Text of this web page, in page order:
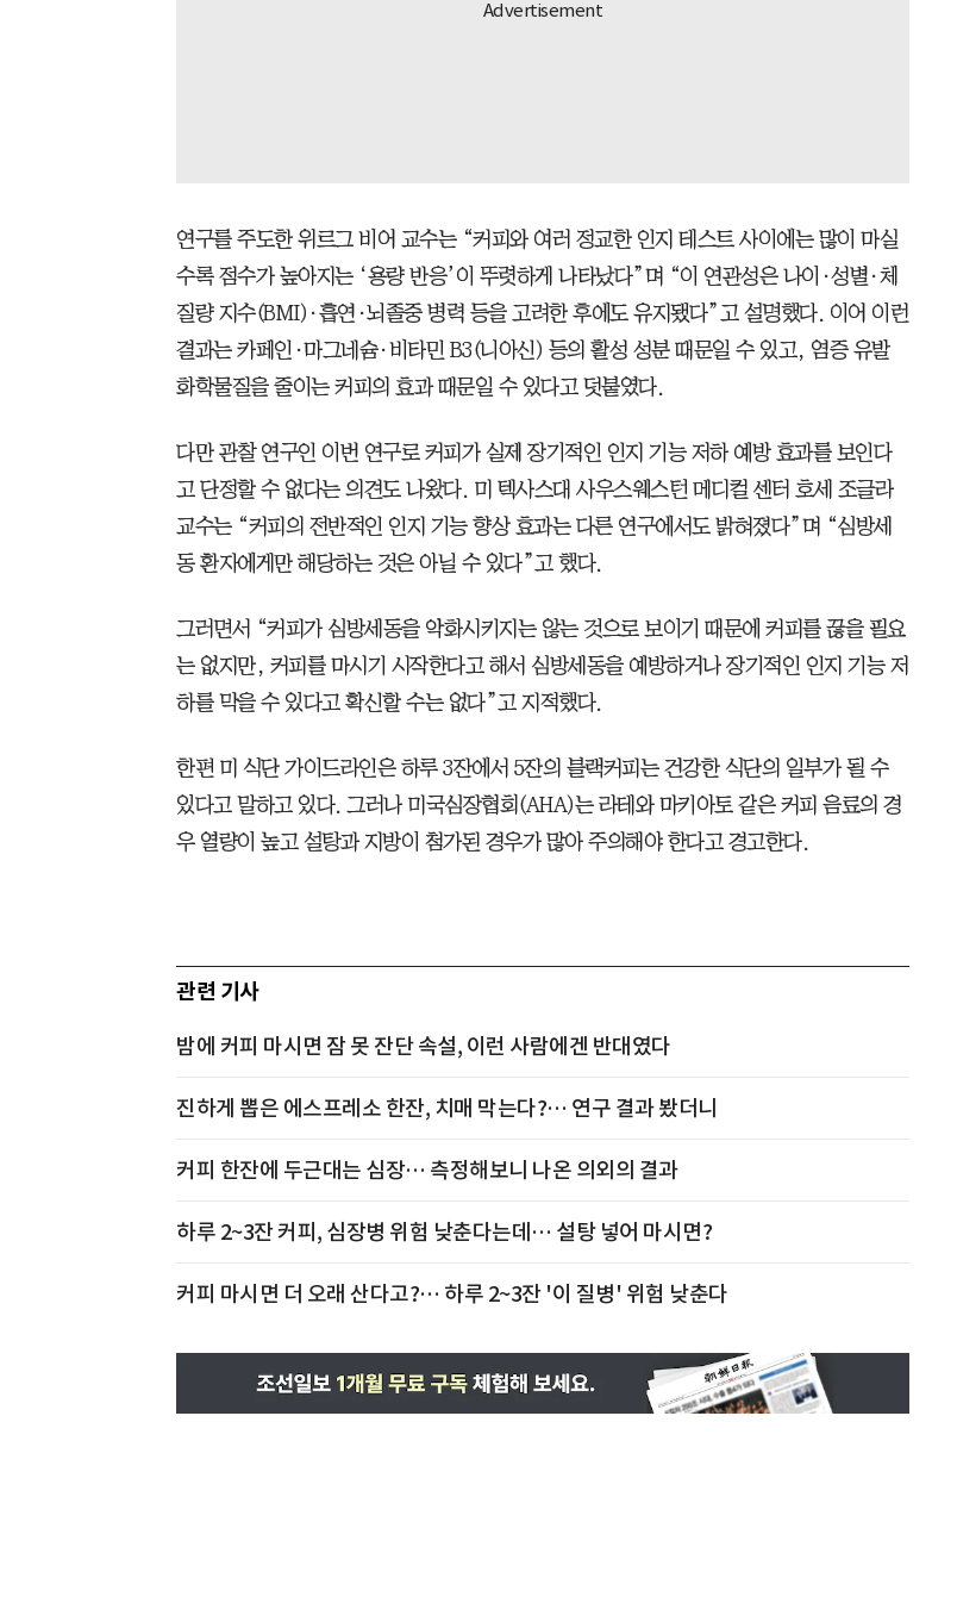
연구를 주도한 위르그 비어 교수는 “커피와 여러 정교한 인지 테스트 사이에는 많이 마실
수록 점수가 높아지는 ‘용량 반응’이 뚜렷하게 나타났다”며 “이 연관성은 나이·성별·체
질량 지수(BMI)·흡연·뇌졸중 병력 등을 고려한 후에도 유지됐다”고 설명했다. 이어 이런
결과는 카페인·마그네슘·비타민 B3(니아신) 등의 활성 성분 때문일 수 있고, 염증 유발
화학물질을 줄이는 커피의 효과 때문일 수 있다고 덧붙였다.
다만 관찰 연구인 이번 연구로 커피가 실제 장기적인 인지 기능 저하 예방 효과를 보인다
고 단정할 수 없다는 의견도 나왔다. 미 텍사스대 사우스웨스턴 메디컬 센터 호세 조글라
교수는 “커피의 전반적인 인지 기능 향상 효과는 다른 연구에서도 밝혀졌다”며 “심방세
동 환자에게만 해당하는 것은 아닐 수 있다”고 했다.
그러면서 “커피가 심방세동을 악화시키지는 않는 것으로 보이기 때문에 커피를 끊을 필요
는 없지만, 커피를 마시기 시작한다고 해서 심방세동을 예방하거나 장기적인 인지 기능 저
하를 막을 수 있다고 확신할 수는 없다”고 지적했다.
한편 미 식단 가이드라인은 하루 3잔에서 5잔의 블랙커피는 건강한 식단의 일부가 될 수
있다고 말하고 있다. 그러나 미국심장협회(AHA)는 라테와 마키아토 같은 커피 음료의 경
우 열량이 높고 설탕과 지방이 첨가된 경우가 많아 주의해야 한다고 경고한다.
관련 기사
밤에 커피 마시면 잠 못 잔단 속설, 이런 사람에겐 반대였다
진하게 뽑은 에스프레소 한잔, 치매 막는다?… 연구 결과 봤더니
커피 한잔에 두근대는 심장… 측정해보니 나온 의외의 결과
하루 2~3잔 커피, 심장병 위험 낮춘다는데… 설탕 넣어 마시면?
커피 마시면 더 오래 산다고?… 하루 2~3잔 '이 질병' 위험 낮춘다